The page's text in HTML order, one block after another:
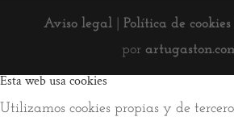
Aviso legal |Política de cookies
por
Esta web usa cookies
Utilizamos cookies propias y de